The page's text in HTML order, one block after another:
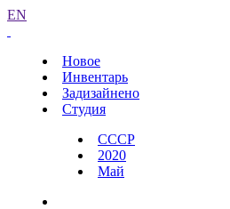
EN
Новое
Инвентарь
Задизайнено
Студия
СССР
2020
Май